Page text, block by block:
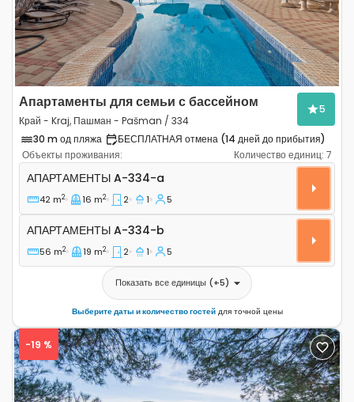
Апартаменты для семьи с бассейном
Край - Kraj, Пашман - Pašman / 334
5
30 m од пляжа
БЕСПЛАТНАЯ отмена (14 дней до прибытия)
Объекты проживания:
Количество единиц: 7
Двухкомнатные апартаменты Край - Kraj, Пашман -
АПАРТАМЕНТЫ A-334-a
42 m2 16 m2 2 1 5
Апартаменты A-334-b
АПАРТАМЕНТЫ A-334-b
56 m2 19 m2 2 1 5
Показать все единицы (+5)
Выберите даты и количество гостейдля точной цены
-19 %